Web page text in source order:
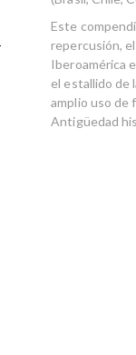
Este
repercusión,
Iberoamérica
el estallido de
amplio uso de
Antigüedad